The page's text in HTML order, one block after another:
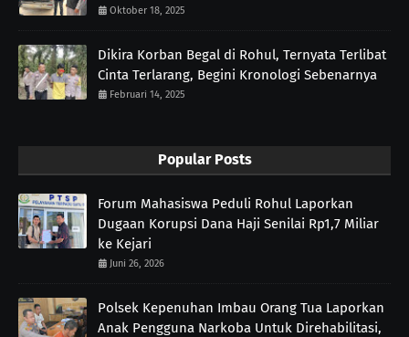
Oktober 18, 2025
Dikira Korban Begal di Rohul, Ternyata Terlibat
Cinta Terlarang, Begini Kronologi Sebenarnya
Februari 14, 2025
Popular Posts
Forum Mahasiswa Peduli Rohul Laporkan
Dugaan Korupsi Dana Haji Senilai Rp1,7 Miliar
ke Kejari
Juni 26, 2026
Polsek Kepenuhan Imbau Orang Tua Laporkan
Anak Pengguna Narkoba Untuk Direhabilitasi,